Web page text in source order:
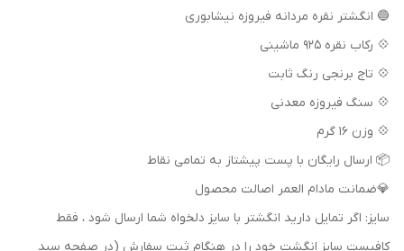
🔵 انگشتر نقره مردانه فیروزه نیشابوری
💠 رکاب نقره 925 ماشینی
💠 تاج برنجی رنگ ثابت
💠 سنگ فیروزه معدنی
💠 وزن 16 گرم
📦 ارسال رایگان با پست پیشتاز به تمامی نقاط
💎ضمانت مادام العمر اصالت محصول
سایز: اگر تمایل دارید انگشتر با سایز دلخواه شما ارسال شود ، فقط
کافیست سایز انگشت خود را در هنگام ثبت سفارش (در صفحه سبد